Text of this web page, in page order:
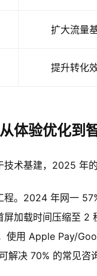
扩大流量
提升转化
体验优化到
术基建，2025 年
程。2024 年网一
屏加载时间压缩至 2
使用 Apple Pay/
解决 70% 的常见咨